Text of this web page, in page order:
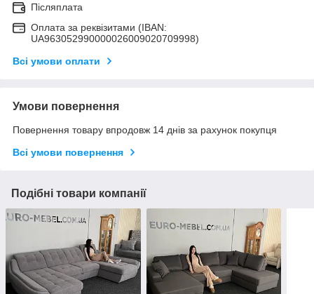
Післяплата
Оплата за реквізитами (IBAN:
UA963052990000026009020709998)
Всі умови оплати
Умови повернення
Повернення товару впродовж 14 днів за рахунок покупця
Всі умови повернення
Подібні товари компанії